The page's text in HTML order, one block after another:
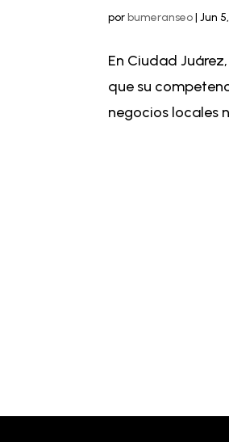
porbumeranseo|Jun
En Ciudad
que su
negocios locales